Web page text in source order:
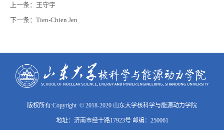
上一条： 王守宇
下一条： Tien-Chien Jen
版权所有:Copyright © 2018-2020 山东大学核科学与能源动力学院
地址：济南市经十路17923号 邮编：250061